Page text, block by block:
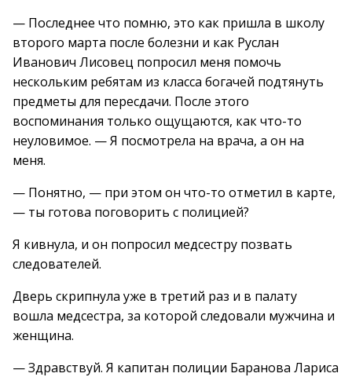
— Последнее что помню, это как пришла в школу
второго марта после болезни и как Руслан
Иванович Лисовец попросил меня помочь
нескольким ребятам из класса богачей подтянуть
предметы для пересдачи. После этого
воспоминания только ощущаются, как что-то
неуловимое. — Я посмотрела на врача, а он на
меня.
— Понятно, — при этом он что-то отметил в карте,
— ты готова поговорить с полицией?
Я кивнула, и он попросил медсестру позвать
следователей.
Дверь скрипнула уже в третий раз и в палату
вошла медсестра, за которой следовали мужчина и
женщина.
— Здравствуй. Я капитан полиции Баранова Лариса